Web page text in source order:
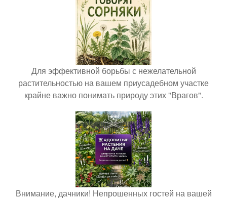
Для эффективной борьбы с нежелательной
растительностью на вашем приусадебном участке
крайне важно понимать природу этих "Врагов".
Внимание, дачники! Непрошенных гостей на вашей